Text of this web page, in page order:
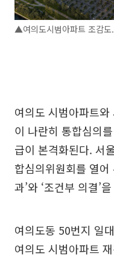
▲여의도시범아파트 조감도
여의도 시범아파트
이 나란히 통합심의
급이 본격화된다. 서
합심의위원회를 열어
과’와 ‘조건부 의결’
여의도동 50번지 일
여의도 시범아파트